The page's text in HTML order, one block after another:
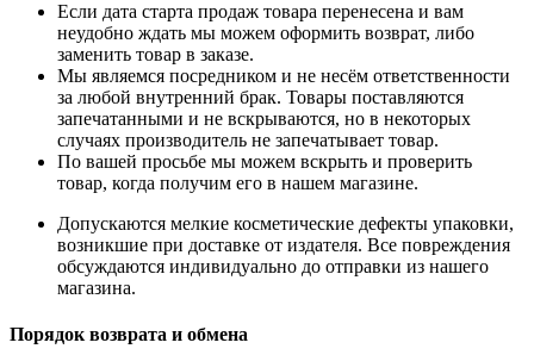
Если дата старта продаж товара перенесена и вам
неудобно ждать мы можем оформить возврат, либо
заменить товар в заказе.
Мы являемся посредником и не несём ответственности
за любой внутренний брак. Товары поставляются
запечатанными и не вскрываются, но в некоторых
случаях производитель не запечатывает товар.
По вашей просьбе мы можем вскрыть и проверить
товар, когда получим его в нашем магазине.
Допускаются мелкие косметические дефекты упаковки,
возникшие при доставке от издателя. Все повреждения
обсуждаются индивидуально до отправки из нашего
магазина.
Порядок возврата и обмена